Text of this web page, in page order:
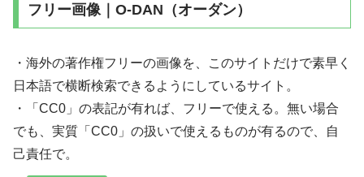
フリー画像｜O-DAN（オーダン）
・海外の著作権フリーの画像を、このサイトだけで素早く
日本語で横断検索できるようにしているサイト。
・「CC0」の表記が有れば、フリーで使える。無い場合
でも、実質「CC0」の扱いで使えるものが有るので、自
己責任で。